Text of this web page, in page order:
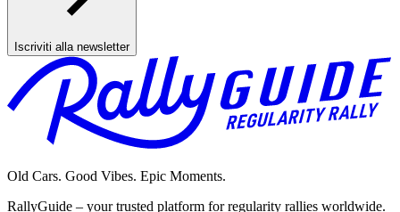
Iscriviti alla newsletter
Old Cars. Good Vibes. Epic Moments.
RallyGuide – your trusted platform for regularity rallies worldwide.